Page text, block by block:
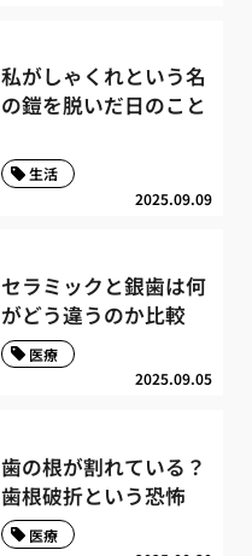
私がしゃくれという名
の鎧を脱いだ日のこと
2025.09.09
生活
セラミックと銀歯は何
がどう違うのか比較
2025.09.05
医療
歯の根が割れている？
歯根破折という恐怖
医療